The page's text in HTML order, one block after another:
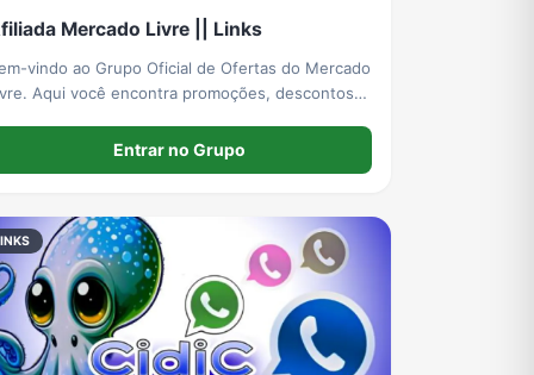
Mercado Livre || Links
vindo ao Grupo Oficial de Ofertas do Mercado
Aqui você encontra promoções, descontos,
diariamente. Nosso objetivo é ajudar
Entrar no Grupo